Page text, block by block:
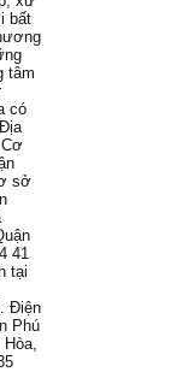
bất
tâm
có
sở
41
tại
Điện
Phú